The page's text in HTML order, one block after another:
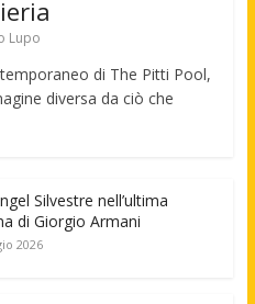
Lupo
di The Pitti Pool,
diversa da ciò che
Silvestre nell’ultima
di Giorgio Armani
2026